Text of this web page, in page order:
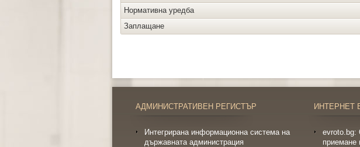
Нормативна уредба
Заплащане
АДМИНИСТРАТИВЕН РЕГИСТЪР
Интегрирана информационна система на
държавната администрация
ИНТЕРНЕТ
evroto.bg:
приемане